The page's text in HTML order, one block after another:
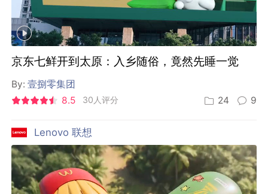
京东七鲜开到太原：入乡随俗，竟然先睡一觉
By:壹捌零集团
8.5
30人评分 24 9
Lenovo 联想